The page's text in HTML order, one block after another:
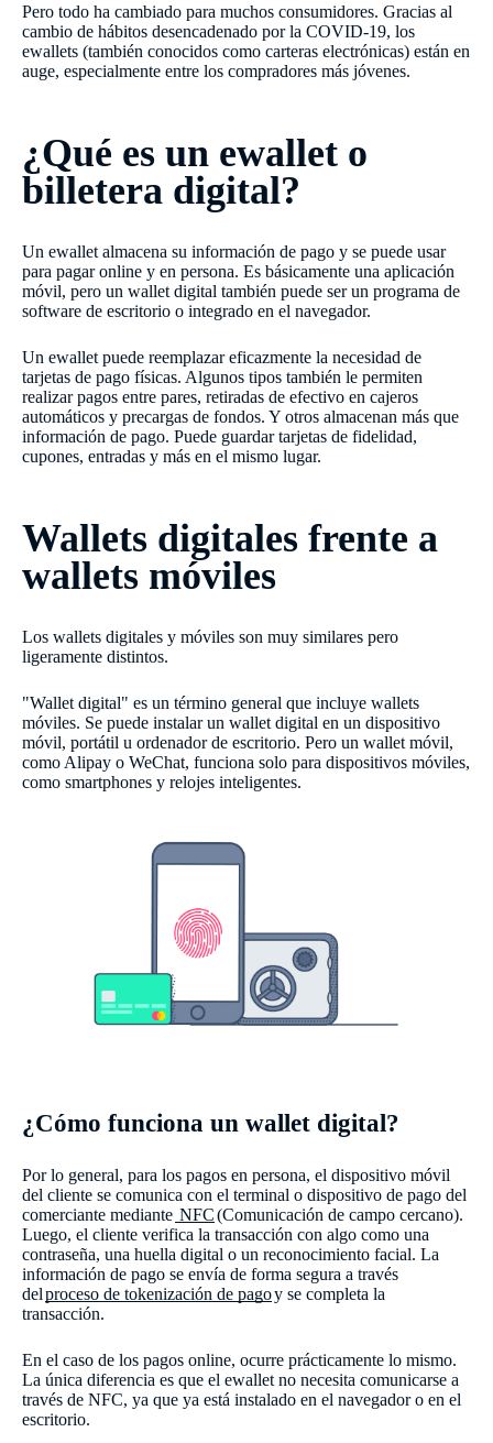
Pero todo ha cambiado para muchos consumidores. Gracias al
cambio de hábitos desencadenado por la COVID-19, los
ewallets (también conocidos como carteras electrónicas) están en
auge, especialmente entre los compradores más jóvenes.
¿Qué es un ewallet o
billetera digital?
Un ewallet almacena su información de pago y se puede usar
para pagar online y en persona. Es básicamente una aplicación
móvil, pero un wallet digital también puede ser un programa de
software de escritorio o integrado en el navegador.
Un ewallet puede reemplazar eficazmente la necesidad de
tarjetas de pago físicas. Algunos tipos también le permiten
realizar pagos entre pares, retiradas de efectivo en cajeros
automáticos y precargas de fondos. Y otros almacenan más que
información de pago. Puede guardar tarjetas de fidelidad,
cupones, entradas y más en el mismo lugar.
Wallets digitales frente a
wallets móviles
Los wallets digitales y móviles son muy similares pero
ligeramente distintos.
"Wallet digital" es un término general que incluye wallets
móviles. Se puede instalar un wallet digital en un dispositivo
móvil, portátil u ordenador de escritorio. Pero un wallet móvil,
como Alipay o WeChat, funciona solo para dispositivos móviles,
como smartphones y relojes inteligentes.
¿Cómo funciona un wallet digital?
Por lo general, para los pagos en persona, el dispositivo móvil
del cliente se comunica con el terminal o dispositivo de pago del
comerciante mediante NFC(Comunicación de campo cercano).
Luego, el cliente verifica la transacción con algo como una
contraseña, una huella digital o un reconocimiento facial. La
información de pago se envía de forma segura a través
delproceso de tokenización de pagoy se completa la
transacción.
En el caso de los pagos online, ocurre prácticamente lo mismo.
La única diferencia es que el ewallet no necesita comunicarse a
través de NFC, ya que ya está instalado en el navegador o en el
escritorio.